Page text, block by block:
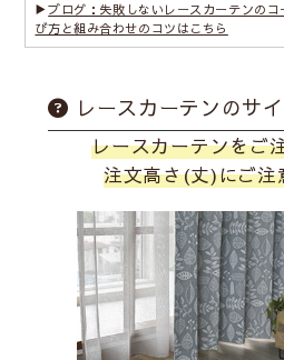
▶ブログ：失敗しないレースカーテンの
び方と組み合わせのコツはこちら
レースカーテンのサ
レースカーテンをご
注文高さ(丈)にご注